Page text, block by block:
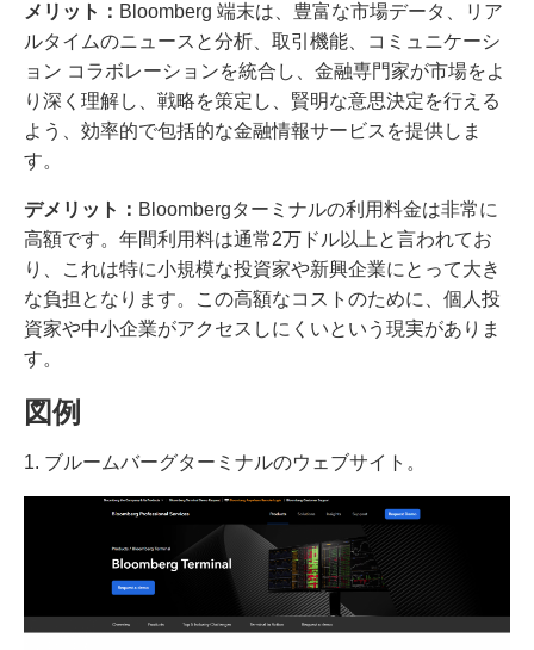
メリット： Bloomberg 端末は、豊富な市場データ、リア
ルタイムのニュースと分析、取引機能、コミュニケーシ
ョン コラボレーションを統合し、金融専門家が市場をよ
り深く理解し、戦略を策定し、賢明な意思決定を行える
よう、効率的で包括的な金融情報サービスを提供しま
す。
デメリット： Bloombergターミナルの利用料金は非常に
高額です。年間利用料は通常2万ドル以上と言われてお
り、これは特に小規模な投資家や新興企業にとって大き
な負担となります。この高額なコストのために、個人投
資家や中小企業がアクセスしにくいという現実がありま
す。
図例
1. ブルームバーグターミナルのウェブサイト。